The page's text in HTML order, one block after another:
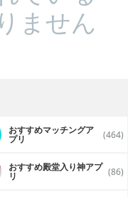
ません
おすすめマッチングア
プリ (464)
おすすめ殿堂入り神アプ
リ (86)